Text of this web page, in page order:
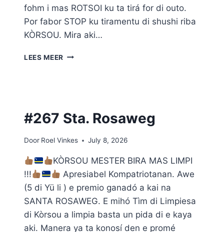
fohm i mas ROTSOI ku ta tirá for di outo.
Por fabor STOP ku tiramentu di shushi riba
KÒRSOU. Mira aki…
LEES MEER #268
#267 Sta. Rosaweg
Door Roel Vinkes July 8, 2026
KÒRSOU MESTER BIRA MAS LIMPI
!!!
Apresiabel Kompatriotanan. Awe
(5 di Yü li ) e premio ganadó a kai na
SANTA ROSAWEG. E mihó Tìm di Limpiesa
di Kòrsou a limpia basta un pida di e kaya
aki. Manera ya ta konosí den e promé